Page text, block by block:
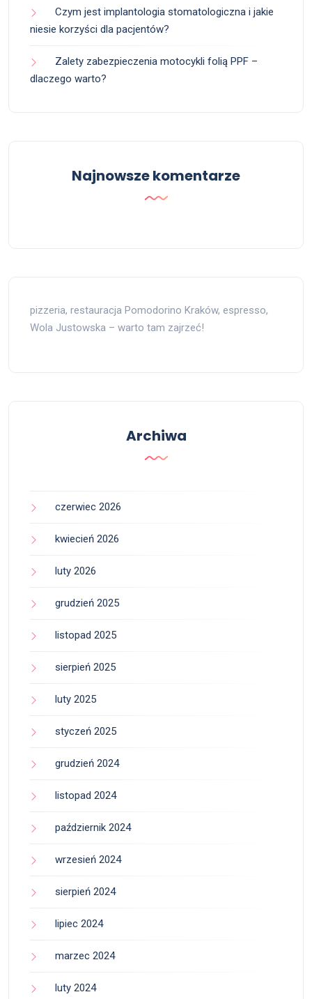
Czym jest implantologia stomatologiczna i jakie
niesie korzyści dla pacjentów?
Zalety zabezpieczenia motocykli folią PPF –
dlaczego warto?
Najnowsze komentarze
pizzeria, restauracja Pomodorino Kraków, espresso,
Wola Justowska – warto tam zajrzeć!
Archiwa
czerwiec 2026
kwiecień 2026
luty 2026
grudzień 2025
listopad 2025
sierpień 2025
luty 2025
styczeń 2025
grudzień 2024
listopad 2024
październik 2024
wrzesień 2024
sierpień 2024
lipiec 2024
marzec 2024
luty 2024